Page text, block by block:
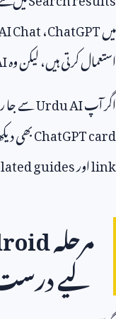
میںChatGPT،Chat
استعمال کرتی ہیں، لیکن وہ
اگر آپUrdu AIسے جا
ChatGPT cardبھی
linkاورguides
مرحلہ
لیے